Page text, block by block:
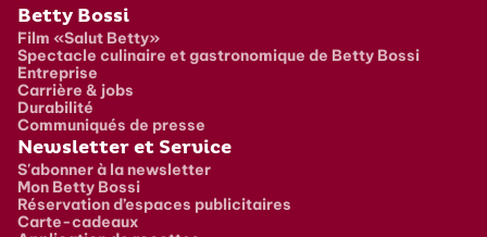
Pied de page
Betty Bossi
Film «Salut Betty»
Spectacle culinaire et gastronomique de Betty Bossi
Entreprise
Carrière & jobs
Durabilité
Communiqués de presse
Newsletter et Service
S'abonner à la newsletter
Mon Betty Bossi
Réservation d’espaces publicitaires
Carte-cadeaux